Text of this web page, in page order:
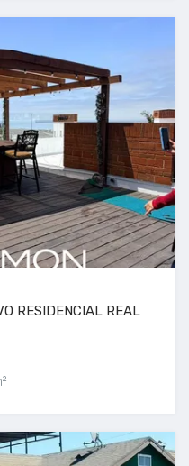
RESIDENCIAL REAL